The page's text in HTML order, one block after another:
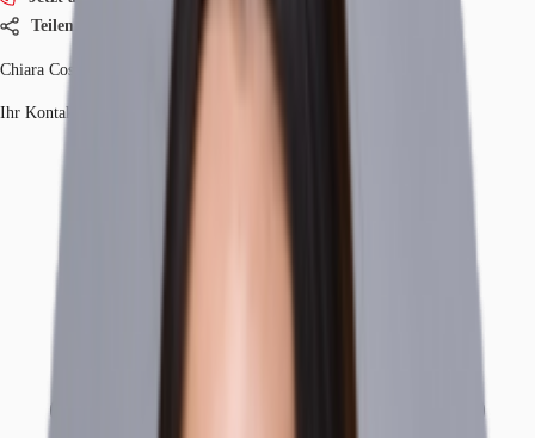
Teilen
Chiara Costa Jacinto
Ihr Kontakt